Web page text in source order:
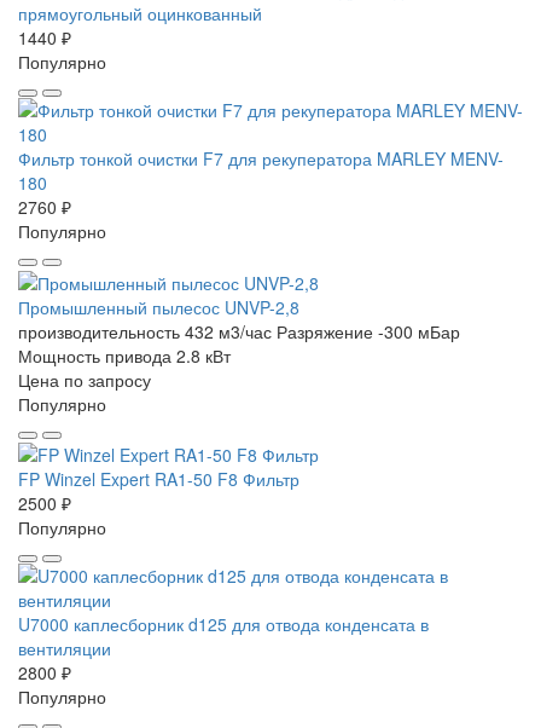
прямоугольный оцинкованный
1440 ₽
Популярно
Фильтр тонкой очистки F7 для рекуператора MARLEY MENV-
180
2760 ₽
Популярно
Промышленный пылесос UNVP-2,8
производительность 432 м3/час Разряжение -300 мБар
Мощность привода 2.8 кВт
Цена по запросу
Популярно
FP Winzel Expert RA1-50 F8 Фильтр
2500 ₽
Популярно
U7000 каплесборник d125 для отвода конденсата в
вентиляции
2800 ₽
Популярно